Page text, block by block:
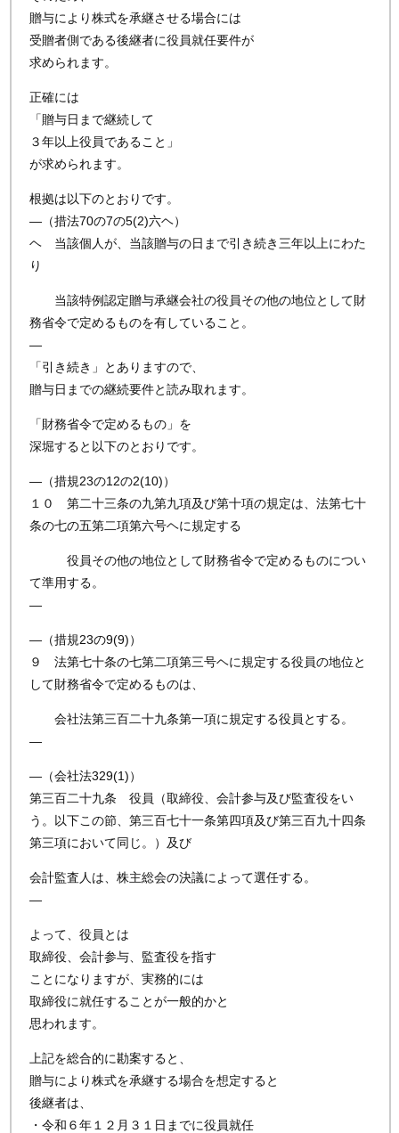
贈与により株式を承継させる場合には
受贈者側である後継者に役員就任要件が
求められます。
正確には
「贈与日まで継続して
３年以上役員であること」
が求められます。
根拠は以下のとおりです。
—（措法70の7の5(2)六ヘ）
ヘ 当該個人が、当該贈与の日まで引き続き三年以上にわた
り
当該特例認定贈与承継会社の役員その他の地位として財
務省令で定めるものを有していること。
—
「引き続き」とありますので、
贈与日までの継続要件と読み取れます。
「財務省令で定めるもの」を
深堀すると以下のとおりです。
—（措規23の12の2(10)）
１０ 第二十三条の九第九項及び第十項の規定は、法第七十
条の七の五第二項第六号ヘに規定する
役員その他の地位として財務省令で定めるものについ
て準用する。
—
—（措規23の9(9)）
９ 法第七十条の七第二項第三号ヘに規定する役員の地位と
して財務省令で定めるものは、
会社法第三百二十九条第一項に規定する役員とする。
—
—（会社法329(1)）
第三百二十九条 役員（取締役、会計参与及び監査役をい
う。以下この節、第三百七十一条第四項及び第三百九十四条
第三項において同じ。）及び
会計監査人は、株主総会の決議によって選任する。
—
よって、役員とは
取締役、会計参与、監査役を指す
ことになりますが、実務的には
取締役に就任することが一般的かと
思われます。
上記を総合的に勘案すると、
贈与により株式を承継する場合を想定すると
後継者は、
・令和６年１２月３１日までに役員就任